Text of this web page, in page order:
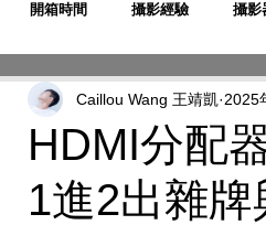
開箱時間 攝影經驗 攝影
HDMI分配
1進2出雜
Caillou Wang 王靖凱 2025